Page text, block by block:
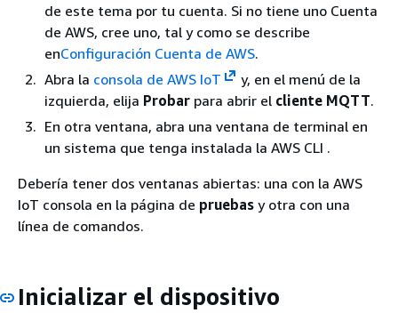
de este tema por tu cuenta. Si no tiene uno Cuenta
de AWS, cree uno, tal y como se describe
enConfiguración Cuenta de AWS.
Abra la consola de AWS IoT
y, en el menú de la
izquierda, elija Probar para abrir el cliente MQTT.
En otra ventana, abra una ventana de terminal en
un sistema que tenga instalada la AWS CLI .
Debería tener dos ventanas abiertas: una con la AWS
IoT consola en la página de pruebas y otra con una
línea de comandos.
Inicializar el dispositivo